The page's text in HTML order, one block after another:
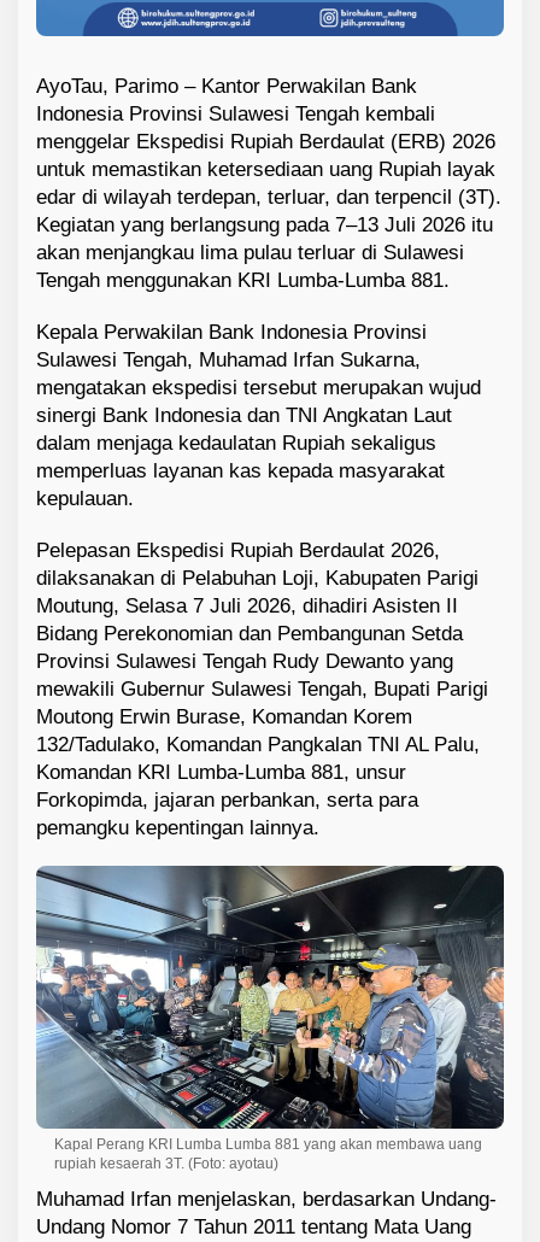
AyoTau, Parimo – Kantor Perwakilan Bank
Indonesia Provinsi Sulawesi Tengah kembali
menggelar Ekspedisi Rupiah Berdaulat (ERB) 2026
untuk memastikan ketersediaan uang Rupiah layak
edar di wilayah terdepan, terluar, dan terpencil (3T).
Kegiatan yang berlangsung pada 7–13 Juli 2026 itu
akan menjangkau lima pulau terluar di Sulawesi
Tengah menggunakan KRI Lumba-Lumba 881.
Kepala Perwakilan Bank Indonesia Provinsi
Sulawesi Tengah, Muhamad Irfan Sukarna,
mengatakan ekspedisi tersebut merupakan wujud
sinergi Bank Indonesia dan TNI Angkatan Laut
dalam menjaga kedaulatan Rupiah sekaligus
memperluas layanan kas kepada masyarakat
kepulauan.
Pelepasan Ekspedisi Rupiah Berdaulat 2026,
dilaksanakan di Pelabuhan Loji, Kabupaten Parigi
Moutung, Selasa 7 Juli 2026, dihadiri Asisten II
Bidang Perekonomian dan Pembangunan Setda
Provinsi Sulawesi Tengah Rudy Dewanto yang
mewakili Gubernur Sulawesi Tengah, Bupati Parigi
Moutong Erwin Burase, Komandan Korem
132/Tadulako, Komandan Pangkalan TNI AL Palu,
Komandan KRI Lumba-Lumba 881, unsur
Forkopimda, jajaran perbankan, serta para
pemangku kepentingan lainnya.
Kapal Perang KRI Lumba Lumba 881 yang akan membawa uang
rupiah kesaerah 3T. (Foto: ayotau)
Muhamad Irfan menjelaskan, berdasarkan Undang-
Undang Nomor 7 Tahun 2011 tentang Mata Uang